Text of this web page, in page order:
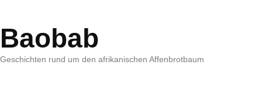
Baobab
Geschichten rund um den afrikanischen Affenbrotbaum